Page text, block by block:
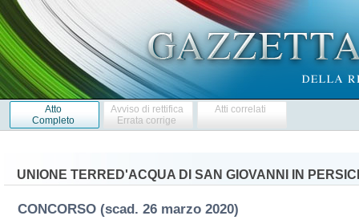
Atto
Completo
Avviso di rettifica
Errata corrige
Atti correlati
UNIONE TERRED'ACQUA DI SAN GIOVANNI IN
CONCORSO (scad. 26 marzo 2020)